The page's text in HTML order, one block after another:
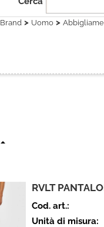
Brand > Uomo >
RVLT
Cod. art.:
Unità di misura: